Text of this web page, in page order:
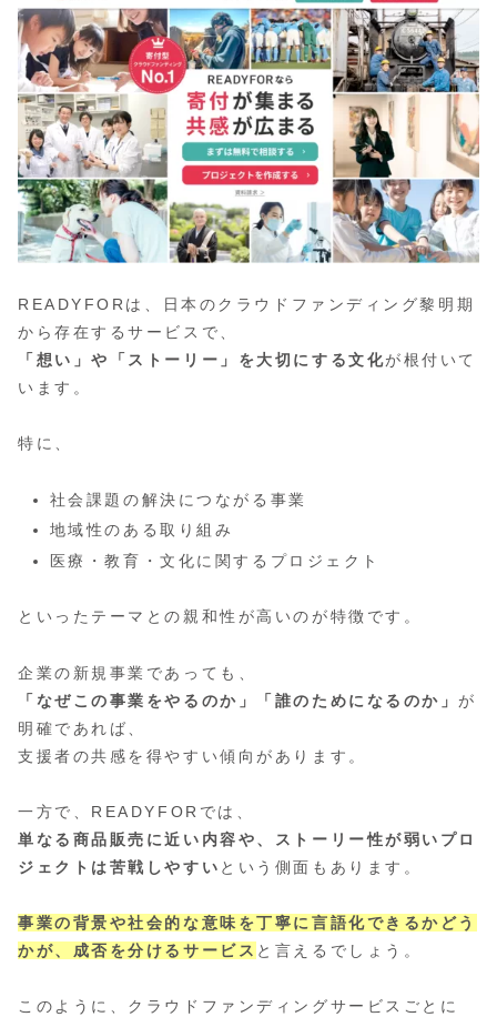
READYFORは、日本のクラウドファンディング黎明期
から存在するサービスで、
「想い」や「ストーリー」を大切にする文化が根付いて
います。
特に、
社会課題の解決につながる事業
地域性のある取り組み
医療・教育・文化に関するプロジェクト
といったテーマとの親和性が高いのが特徴です。
企業の新規事業であっても、
「なぜこの事業をやるのか」「誰のためになるのか」 が
明確であれば、
支援者の共感を得やすい傾向があります。
一方で、READYFORでは、
単なる商品販売に近い内容や、ストーリー性が弱いプロ
ジェクトは苦戦しやすい という側面もあります。
事業の背景や社会的な意味を丁寧に言語化できるかどう
かが、成否を分けるサービス と言えるでしょう。
このように、クラウドファンディングサービスごとに